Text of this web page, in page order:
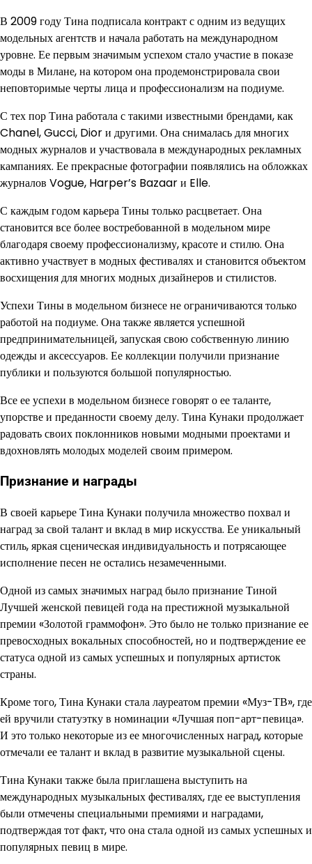
В 2009 году Тина подписала контракт с одним из ведущих
модельных агентств и начала работать на международном
уровне. Ее первым значимым успехом стало участие в показе
моды в Милане, на котором она продемонстрировала свои
неповторимые черты лица и профессионализм на подиуме.
С тех пор Тина работала с такими известными брендами, как
Chanel, Gucci, Dior и другими. Она снималась для многих
модных журналов и участвовала в международных рекламных
кампаниях. Ее прекрасные фотографии появлялись на обложках
журналов Vogue, Harper’s Bazaar и Elle.
С каждым годом карьера Тины только расцветает. Она
становится все более востребованной в модельном мире
благодаря своему профессионализму, красоте и стилю. Она
активно участвует в модных фестивалях и становится объектом
восхищения для многих модных дизайнеров и стилистов.
Успехи Тины в модельном бизнесе не ограничиваются только
работой на подиуме. Она также является успешной
предпринимательницей, запуская свою собственную линию
одежды и аксессуаров. Ее коллекции получили признание
публики и пользуются большой популярностью.
Все ее успехи в модельном бизнесе говорят о ее таланте,
упорстве и преданности своему делу. Тина Кунаки продолжает
радовать своих поклонников новыми модными проектами и
вдохновлять молодых моделей своим примером.
Признание и награды
В своей карьере Тина Кунаки получила множество похвал и
наград за свой талант и вклад в мир искусства. Ее уникальный
стиль, яркая сценическая индивидуальность и потрясающее
исполнение песен не остались незамеченными.
Одной из самых значимых наград было признание Тиной
Лучшей женской певицей года на престижной музыкальной
премии «Золотой граммофон». Это было не только признание ее
превосходных вокальных способностей, но и подтверждение ее
статуса одной из самых успешных и популярных артисток
страны.
Кроме того, Тина Кунаки стала лауреатом премии «Муз-ТВ», где
ей вручили статуэтку в номинации «Лучшая поп-арт-певица».
И это только некоторые из ее многочисленных наград, которые
отмечали ее талант и вклад в развитие музыкальной сцены.
Тина Кунаки также была приглашена выступить на
международных музыкальных фестивалях, где ее выступления
были отмечены специальными премиями и наградами,
подтверждая тот факт, что она стала одной из самых успешных и
популярных певиц в мире.